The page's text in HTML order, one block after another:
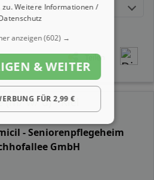
Gehalt
Teilen
w/ d) - Kiel
- Seniorenpflegeheim
GmbH
zu.Weitere Informationen /
anzeigen(602) →
& WEITER
FÜR 2,99 €